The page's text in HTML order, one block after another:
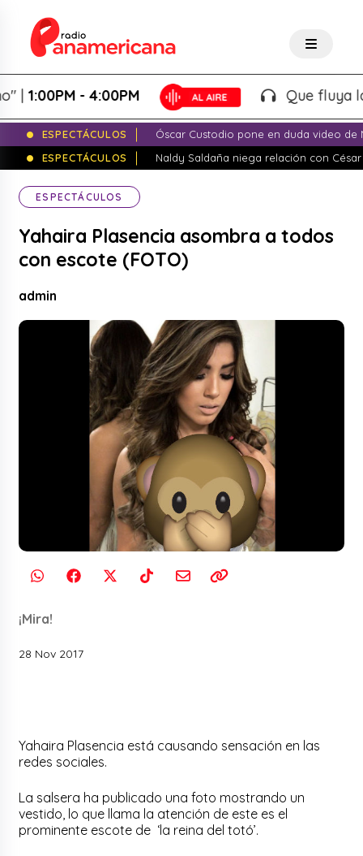
- 4:00PM Que fluya la
ESPECTÁCULOS
Óscar Custodio pone en duda video de
ESPECTÁCULOS
Naldy Saldaña niega relación con
ESPECTÁCULOS
Yahaira Plasencia asombra a todos
con escote (FOTO)
admin
¡Mira!
28 Nov 2017
Yahaira Plasencia está causando sensación en las
redes sociales.
La salsera ha publicado una foto mostrando un
vestido, lo que llama la atención de este es el
prominente escote de ‘la reina del totó’.